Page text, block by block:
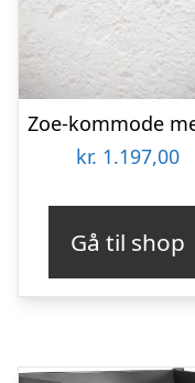
kr. 1.197,00
Gå til shop